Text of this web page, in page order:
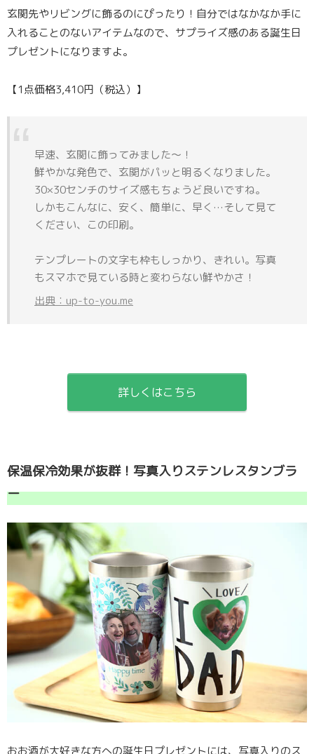
玄関先やリビングに飾るのにぴったり！自分ではなかなか手に
入れることのないアイテムなので、サプライズ感のある誕生日
プレゼントになりますよ。
【1点価格3,410円（税込）】
早速、玄関に飾ってみました～！
鮮やかな発色で、玄関がパッと明るくなりました。
30×30センチのサイズ感もちょうど良いですね。
しかもこんなに、安く、簡単に、早く…そして見て
ください、この印刷。
テンプレートの文字も枠もしっかり、きれい。写真
もスマホで見ている時と変わらない鮮やかさ！
出典：up-to-you.me
詳しくはこちら
保温保冷効果が抜群！写真入りステンレスタンブラ
ー
おお酒が大好きな方への誕生日プレゼントには、写真入りのス